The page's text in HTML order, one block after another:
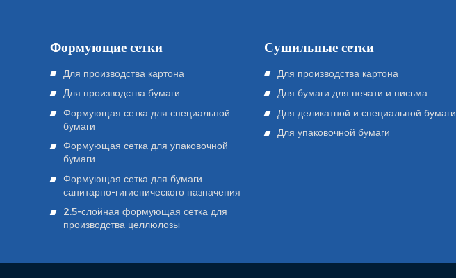
Формующие сетки
Для производства картона
Для производства бумаги
Формующая сетка для специальной
бумаги
Формующая сетка для упаковочной
бумаги
Формующая сетка для бумаги
санитарно-гигиенического назначения
2.5-слойная формующая сетка для
производства целлюлозы
Сушильные сетки
Для производства картона
Для бумаги для печати и письма
Для деликатной и специальной бумаги
Для упаковочной бумаги